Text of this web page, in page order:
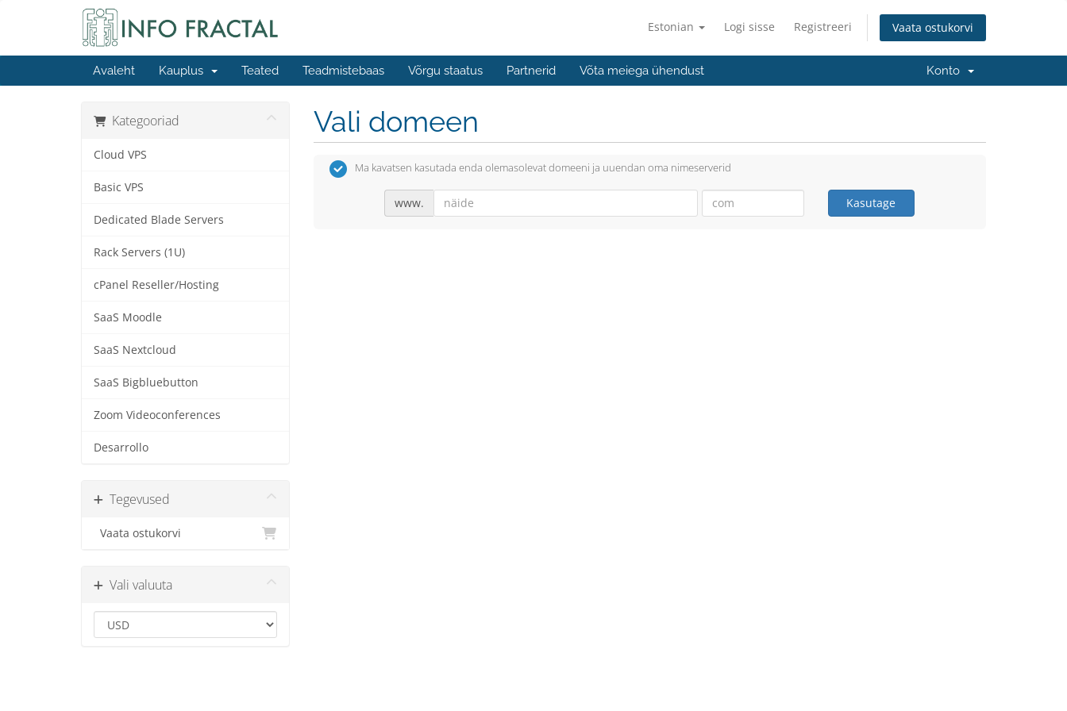
Estonian Logi sisse Registreeri Vaata ostukorvi
Avaleht Kauplus Teated Teadmistebaas Võrgu staatus Partnerid Võta meiega ühendust Konto
Kategooriad
Cloud VPS
Basic VPS
Dedicated Blade Servers
Rack Servers (1U)
cPanel Reseller/Hosting
SaaS Moodle
SaaS Nextcloud
SaaS Bigbluebutton
Zoom Videoconferences
Desarrollo
Tegevused
Vaata ostukorvi
Vali valuuta
Vali domeen
Ma kavatsen kasutada enda olemasolevat domeeni ja uuendan oma nimeserverid
www. Kasutage